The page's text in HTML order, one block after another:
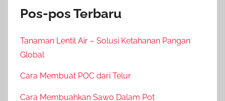
Pos-pos Terbaru
Tanaman Lentil Air – Solusi Ketahanan Pangan
Global
Cara Membuat POC dari Telur
Cara Membuahkan Sawo Dalam Pot